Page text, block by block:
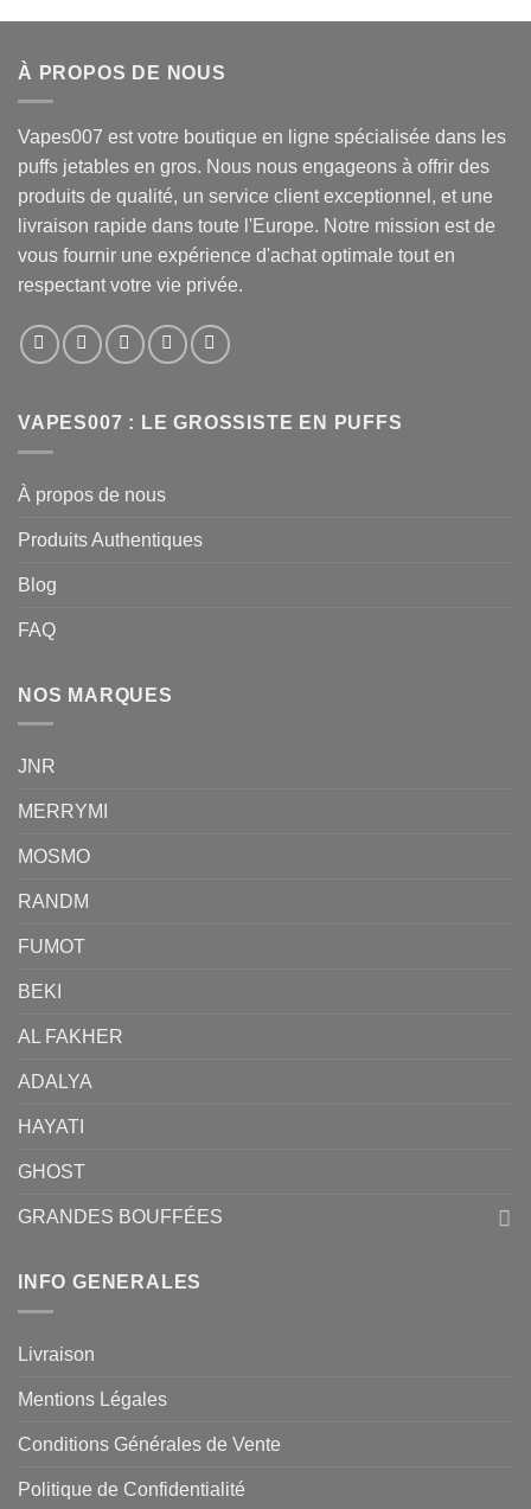
À PROPOS DE NOUS
Vapes007 est votre boutique en ligne spécialisée dans les
puffs jetables en gros. Nous nous engageons à offrir des
produits de qualité, un service client exceptionnel, et une
livraison rapide dans toute l'Europe. Notre mission est de
vous fournir une expérience d'achat optimale tout en
respectant votre vie privée.
VAPES007 : LE GROSSISTE EN PUFFS
À propos de nous
Produits Authentiques
Blog
FAQ
NOS MARQUES
JNR
MERRYMI
MOSMO
RANDM
FUMOT
BEKI
AL FAKHER
ADALYA
HAYATI
GHOST
GRANDES BOUFFÉES
INFO GENERALES
Livraison
Mentions Légales
Conditions Générales de Vente
Politique de Confidentialité